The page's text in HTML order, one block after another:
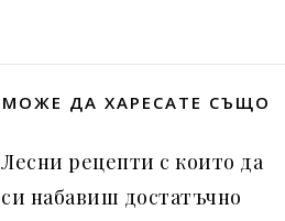
МОЖЕ ДА ХАРЕСАТЕ СЪЩО
Лесни рецепти с които да
си набавиш достатъчно